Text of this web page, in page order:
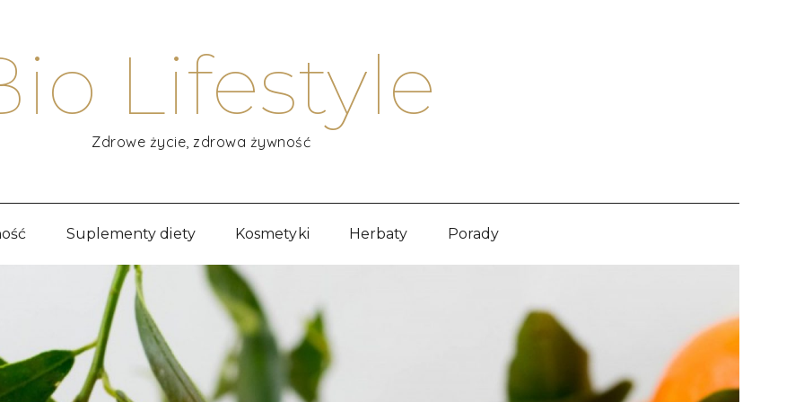
Lifestyle
Zdrowe życie, zdrowa żywność
Suplementy diety Kosmetyki Herbaty Porady